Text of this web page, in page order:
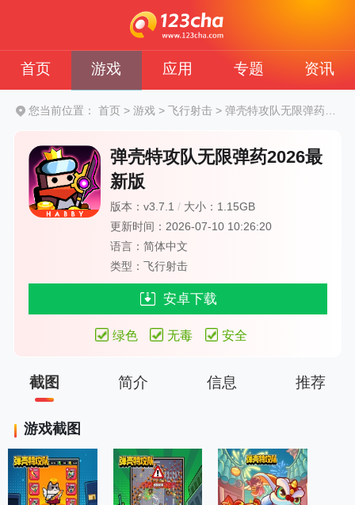
首页 游戏 应用 专题 资讯
您当前位置： 首页 > 游戏 > 飞行射击 >弹壳特攻队无限弹药2026最新版
弹壳特攻队无限弹药2026最
新版
版本：v3.7.1/ 大小：1.15GB
更新时间：2026-07-10 10:26:20
语言：简体中文
类型：飞行射击
安卓下载
绿色 无毒 安全
截图 简介 信息 推荐
游戏截图